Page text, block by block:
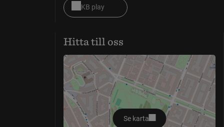
KB play
Hitta till oss
Se karta
öppnas i nytt fönster